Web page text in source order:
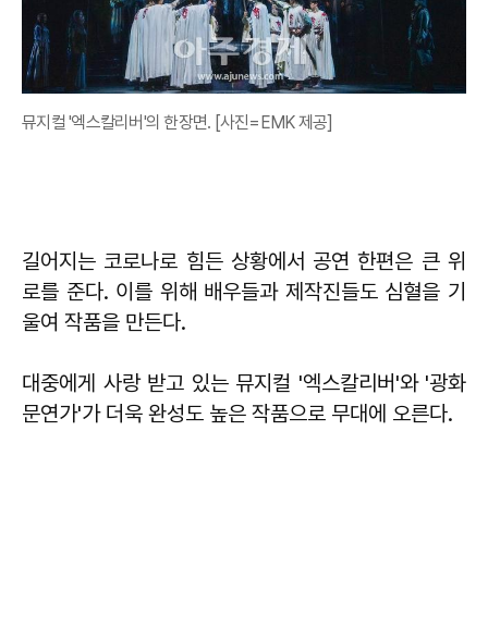
뮤지컬 '엑스칼리버'의 한장면. [사진=EMK 제공]
길어지는 코로나로 힘든 상황에서 공연 한편은 큰 위
로를 준다. 이를 위해 배우들과 제작진들도 심혈을 기
울여 작품을 만든다.
대중에게 사랑 받고 있는 뮤지컬 '엑스칼리버'와 '광화
문연가'가 더욱 완성도 높은 작품으로 무대에 오른다.